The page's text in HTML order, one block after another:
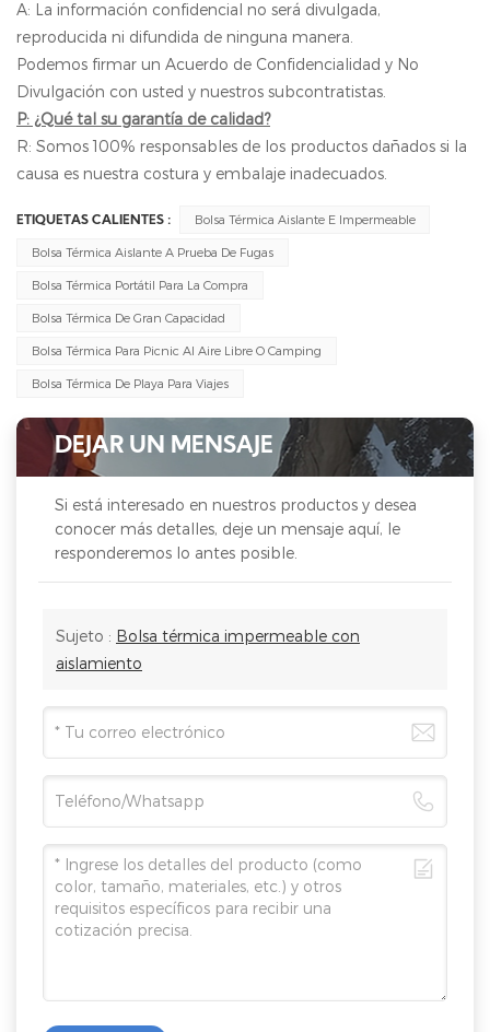
A: La información confidencial no será divulgada,
reproducida ni difundida de ninguna manera.
Podemos firmar un Acuerdo de Confidencialidad y No
Divulgación con usted y nuestros subcontratistas.
P: ¿Qué tal su garantía de calidad?
R: Somos 100% responsables de los productos dañados si la
causa es nuestra costura y embalaje inadecuados.
ETIQUETAS CALIENTES : Bolsa Térmica Aislante E Impermeable
Bolsa Térmica Aislante A Prueba De Fugas
Bolsa Térmica Portátil Para La Compra
Bolsa Térmica De Gran Capacidad
Bolsa Térmica Para Picnic Al Aire Libre O Camping
Bolsa Térmica De Playa Para Viajes
DEJAR UN MENSAJE
Si está interesado en nuestros productos y desea
conocer más detalles, deje un mensaje aquí, le
responderemos lo antes posible.
Sujeto : Bolsa térmica impermeable con
aislamiento